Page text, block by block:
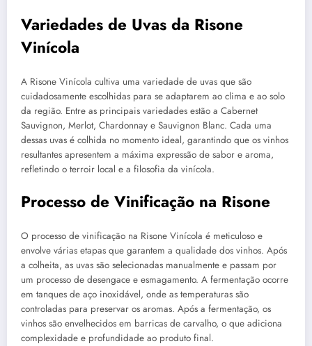
Variedades de Uvas da Risone
Vinícola
A Risone Vinícola cultiva uma variedade de uvas que são
cuidadosamente escolhidas para se adaptarem ao clima e ao solo
da região. Entre as principais variedades estão a Cabernet
Sauvignon, Merlot, Chardonnay e Sauvignon Blanc. Cada uma
dessas uvas é colhida no momento ideal, garantindo que os vinhos
resultantes apresentem a máxima expressão de sabor e aroma,
refletindo o terroir local e a filosofia da vinícola.
Processo de Vinificação na Risone
O processo de vinificação na Risone Vinícola é meticuloso e
envolve várias etapas que garantem a qualidade dos vinhos. Após
a colheita, as uvas são selecionadas manualmente e passam por
um processo de desengace e esmagamento. A fermentação ocorre
em tanques de aço inoxidável, onde as temperaturas são
controladas para preservar os aromas. Após a fermentação, os
vinhos são envelhecidos em barricas de carvalho, o que adiciona
complexidade e profundidade ao produto final.